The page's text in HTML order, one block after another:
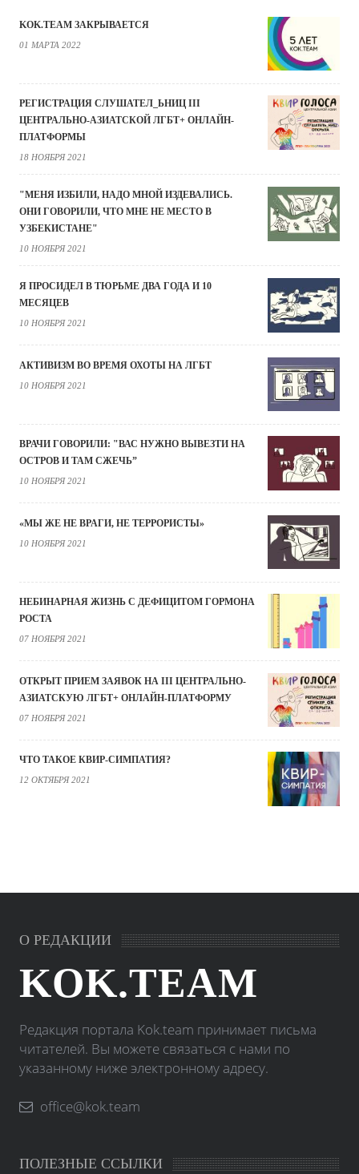
KOK.TEAM ЗАКРЫВАЕТСЯ
01 МАРТА 2022
РЕГИСТРАЦИЯ СЛУШАТЕЛ_ЬНИЦ III
ЦЕНТРАЛЬНО-АЗИАТСКОЙ ЛГБТ+ ОНЛАЙН-
ПЛАТФОРМЫ
18 НОЯБРЯ 2021
"МЕНЯ ИЗБИЛИ, НАДО МНОЙ ИЗДЕВАЛИСЬ.
ОНИ ГОВОРИЛИ, ЧТО МНЕ НЕ МЕСТО В
УЗБЕКИСТАНЕ"
10 НОЯБРЯ 2021
Я ПРОСИДЕЛ В ТЮРЬМЕ ДВА ГОДА И 10
МЕСЯЦЕВ
10 НОЯБРЯ 2021
АКТИВИЗМ ВО ВРЕМЯ ОХОТЫ НА ЛГБТ
10 НОЯБРЯ 2021
ВРАЧИ ГОВОРИЛИ: "ВАС НУЖНО ВЫВЕЗТИ НА
ОСТРОВ И ТАМ СЖЕЧЬ”
10 НОЯБРЯ 2021
«МЫ ЖЕ НЕ ВРАГИ, НЕ ТЕРРОРИСТЫ»
10 НОЯБРЯ 2021
НЕБИНАРНАЯ ЖИЗНЬ С ДЕФИЦИТОМ ГОРМОНА
РОСТА
07 НОЯБРЯ 2021
ОТКРЫТ ПРИЕМ ЗАЯВОК НА III ЦЕНТРАЛЬНО-
АЗИАТСКУЮ ЛГБТ+ ОНЛАЙН-ПЛАТФОРМУ
07 НОЯБРЯ 2021
ЧТО ТАКОЕ КВИР-СИМПАТИЯ?
12 ОКТЯБРЯ 2021
О РЕДАКЦИИ
KOK.TEAM
Редакция портала Kok.team принимает письма
читателей. Вы можете связаться с нами по
указанному ниже электронному адресу.
office@kok.team
ПОЛЕЗНЫЕ ССЫЛКИ